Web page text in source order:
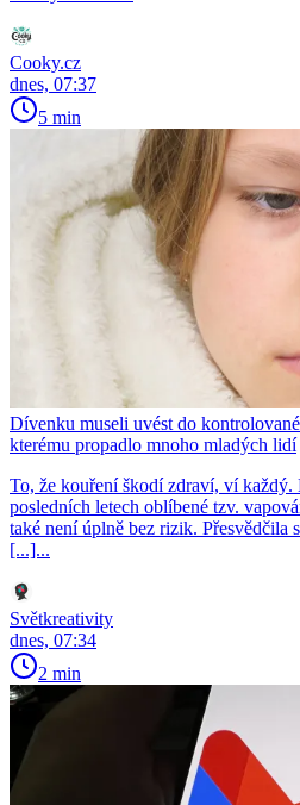
Cooky.cz
dnes, 07:37
5 min
Dívenku museli uvést do
kterému propadlo mnoho mladých lidí
To, že kouření škodí zdraví, ví každý.
posledních letech oblíbené tzv.
také není úplně bez rizik. Přesvědčila
[...]...
Světkreativity
dnes, 07:34
2 min